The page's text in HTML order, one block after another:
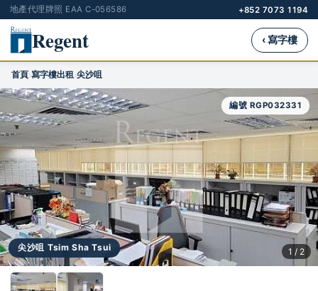
地產代理牌照 EAA C-056586 +852 7073 1194
Regent ‹ 寫字樓
首頁›寫字樓出租›尖沙咀
尖沙咀 Tsim Sha Tsui
編號 RGP032331
1 / 2